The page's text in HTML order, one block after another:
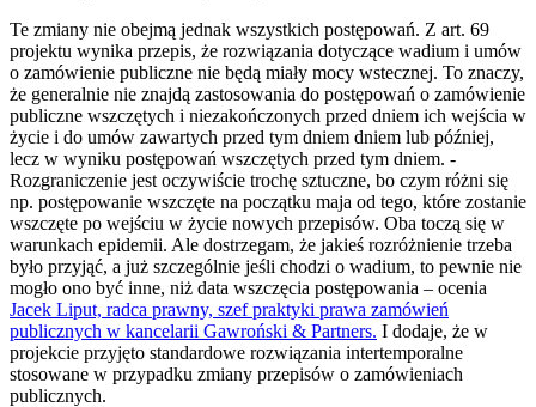
Te zmiany nie obejmą jednak wszystkich postępowań. Z art. 69
projektu wynika przepis, że rozwiązania dotyczące wadium i umów
o zamówienie publiczne nie będą miały mocy wstecznej. To znaczy,
że generalnie nie znajdą zastosowania do postępowań o zamówienie
publiczne wszczętych i niezakończonych przed dniem ich wejścia w
życie i do umów zawartych przed tym dniem dniem lub później,
lecz w wyniku postępowań wszczętych przed tym dniem. -
Rozgraniczenie jest oczywiście trochę sztuczne, bo czym różni się
np. postępowanie wszczęte na początku maja od tego, które zostanie
wszczęte po wejściu w życie nowych przepisów. Oba toczą się w
warunkach epidemii. Ale dostrzegam, że jakieś rozróżnienie trzeba
było przyjąć, a już szczególnie jeśli chodzi o wadium, to pewnie nie
mogło ono być inne, niż data wszczęcia postępowania – ocenia
Jacek Liput, radca prawny, szef praktyki prawa zamówień
publicznych w kancelarii Gawroński & Partners. I dodaje, że w
projekcie przyjęto standardowe rozwiązania intertemporalne
stosowane w przypadku zmiany przepisów o zamówieniach
publicznych.